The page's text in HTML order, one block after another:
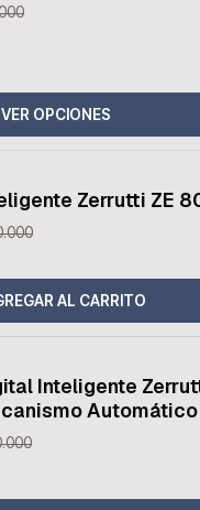
VER OPCIONES
Zerrutti ZE
AL CARRITO
Inteligente
Automático